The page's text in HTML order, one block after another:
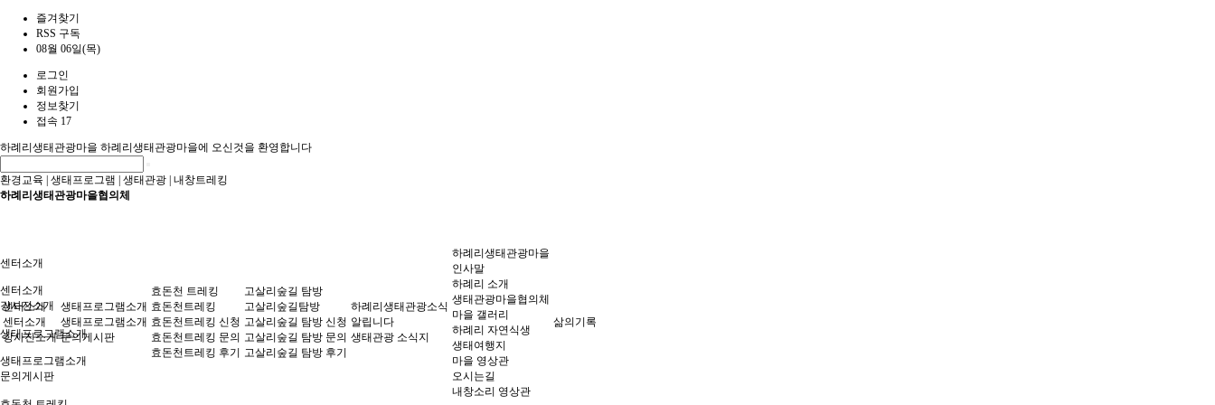
즐겨찾기
RSS 구독
08월 06일(목)
로그인
회원가입
정보찾기
접속 17
하례리생태관광마을 하례리생태관광마을에 오신것을 환영합니다
환경교육 생태프로그램 생태관광 내창트레킹
하례리생태관광마을협의체
센터소개
센터소개
강사진소개
생태프로그램소개
생태프로그램소개
문의게시판
센터소개
센터소개
강사진소개
생태프로그램소개
생태프로그램소개
문의게시판
효돈천 트레킹
효돈천트레킹
효돈천트레킹 신청
효돈천트레킹 문의
효돈천트레킹 후기
고살리숲길 탐방
고살리숲길탐방
고살리숲길 탐방 신청
고살리숲길 탐방 문의
고살리숲길 탐방 후기
하례리생태관광소식
알립니다
생태관광 소식지
하례리생태관광마을
인사말
하례리 소개
생태관광마을협의체
마을 갤러리
하례리 자연식생
생태여행지
마을 영상관
오시는길
내창소리 영상관
삶의기록